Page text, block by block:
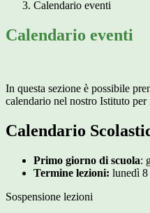
Calendario eventi
Calendario eventi
In questa sezione è possibile
calendario nel nostro Istituto
Calendario
Primo giorno di scuola:
Termine lezioni: lunedì
Sospensione lezioni